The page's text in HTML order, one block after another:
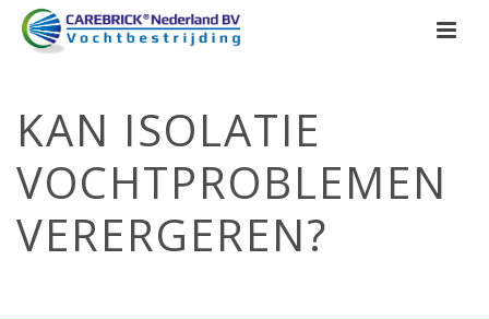
KAN ISOLATIE
VOCHTPROBLEMEN
VERERGEREN?